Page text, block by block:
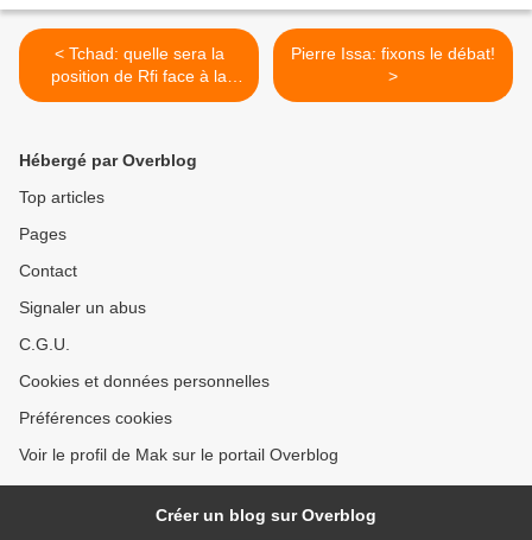
< Tchad: quelle sera la
position de Rfi face à la
reprise des combats?
Pierre Issa: fixons le débat!
>
Hébergé par Overblog
Top articles
Pages
Contact
Signaler un abus
C.G.U.
Cookies et données personnelles
Préférences cookies
Voir le profil de Mak sur le portail Overblog
Créer un blog sur Overblog